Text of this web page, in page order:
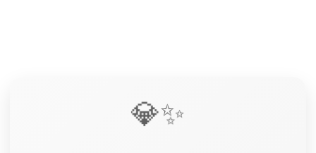
💎✨